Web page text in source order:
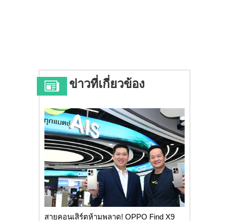
ข่าวที่เกี่ยวข้อง
สายคอนเสิร์ตห้ามพลาด! OPPO Find X9